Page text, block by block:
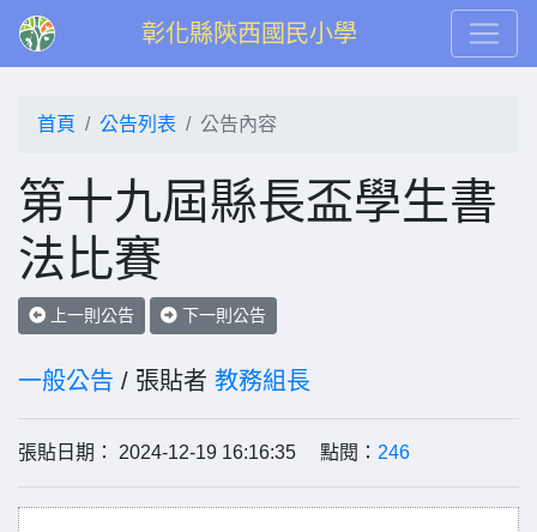
彰化縣陝西國民小學
首頁 公告列表 公告內容
第十九屆縣長盃學生書
法比賽
上一則公告 下一則公告
一般公告 / 張貼者 教務組長
張貼日期： 2024-12-19 16:16:35 點閱： 246